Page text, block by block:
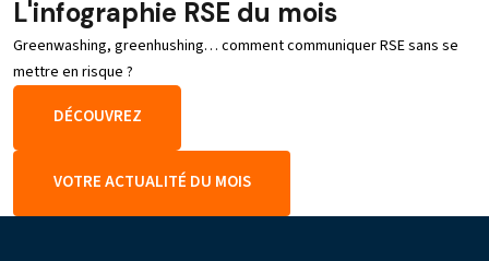
L'infographie RSE du mois
Greenwashing, greenhushing… comment communiquer RSE sans se
mettre en risque ?
DÉCOUVREZ
VOTRE ACTUALITÉ DU MOIS